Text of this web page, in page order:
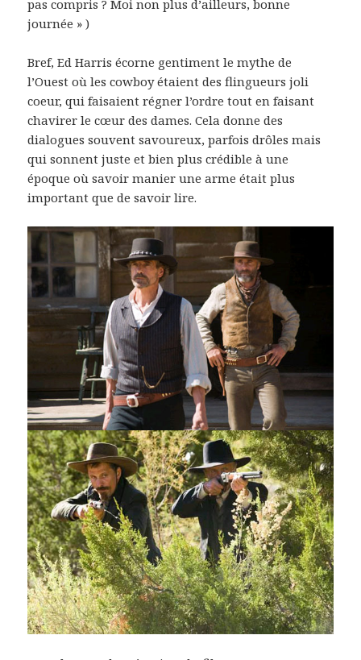
pas compris ? Moi non plus d’ailleurs, bonne
journée » )
Bref, Ed Harris écorne gentiment le mythe de
l’Ouest où les cowboy étaient des flingueurs joli
coeur, qui faisaient régner l’ordre tout en faisant
chavirer le cœur des dames. Cela donne des
dialogues souvent savoureux, parfois drôles mais
qui sonnent juste et bien plus crédible à une
époque où savoir manier une arme était plus
important que de savoir lire.